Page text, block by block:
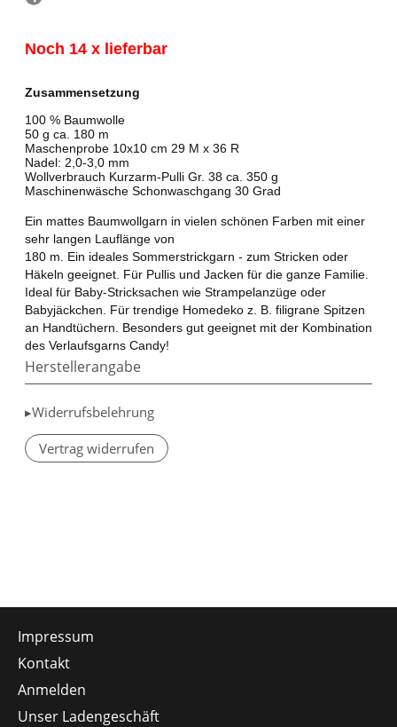
Noch 14 x lieferbar
Zusammensetzung
100 % Baumwolle
50 g ca. 180 m
Maschenprobe 10x10 cm 29 M x 36 R
Nadel: 2,0-3,0 mm
Wollverbrauch Kurzarm-Pulli Gr. 38 ca. 350 g
Maschinenwäsche Schonwaschgang 30 Grad
Ein mattes Baumwollgarn in vielen schönen Farben mit einer
sehr langen Lauflänge von
180 m. Ein ideales Sommerstrickgarn - zum Stricken oder
Häkeln geeignet. Für Pullis und Jacken für die ganze Familie.
Ideal für Baby-Stricksachen wie Strampelanzüge oder
Babyjäckchen. Für trendige Homedeko z. B. filigrane Spitzen
an Handtüchern. Besonders gut geeignet mit der Kombination
des Verlaufsgarns Candy!
Herstellerangabe
▸Widerrufsbelehrung
Vertrag widerrufen
Impressum
Kontakt
Anmelden
Unser Ladengeschäft